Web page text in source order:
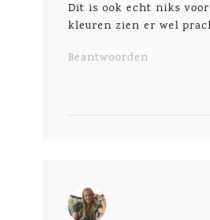
Dit is ook echt niks
kleuren zien er wel
Beantwoorden